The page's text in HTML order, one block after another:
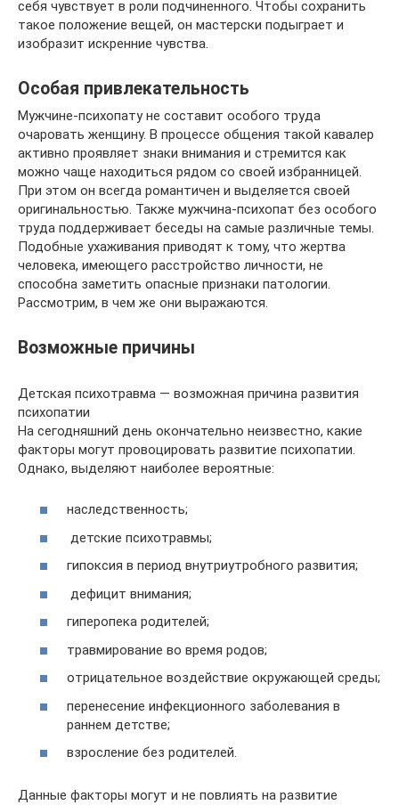
себя чувствует в роли подчиненного. Чтобы сохранить
такое положение вещей, он мастерски подыграет и
изобразит искренние чувства.
Особая привлекательность
Мужчине-психопату не составит особого труда
очаровать женщину. В процессе общения такой кавалер
активно проявляет знаки внимания и стремится как
можно чаще находиться рядом со своей избранницей.
При этом он всегда романтичен и выделяется своей
оригинальностью. Также мужчина-психопат без особого
труда поддерживает беседы на самые различные темы.
Подобные ухаживания приводят к тому, что жертва
человека, имеющего расстройство личности, не
способна заметить опасные признаки патологии.
Рассмотрим, в чем же они выражаются.
Возможные причины
Детская психотравма — возможная причина развития
психопатии
На сегодняшний день окончательно неизвестно, какие
факторы могут провоцировать развитие психопатии.
Однако, выделяют наиболее вероятные:
наследственность;
детские психотравмы;
гипоксия в период внутриутробного развития;
дефицит внимания;
гиперопека родителей;
травмирование во время родов;
отрицательное воздействие окружающей среды;
перенесение инфекционного заболевания в
раннем детстве;
взросление без родителей.
Данные факторы могут и не повлиять на развитие